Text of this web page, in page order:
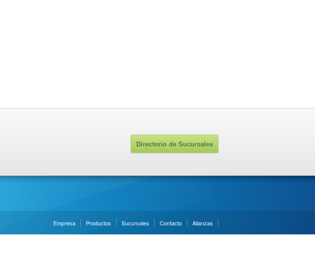
Directorio de Sucursales
Empresa Productos Sucursales Contacto Alianzas